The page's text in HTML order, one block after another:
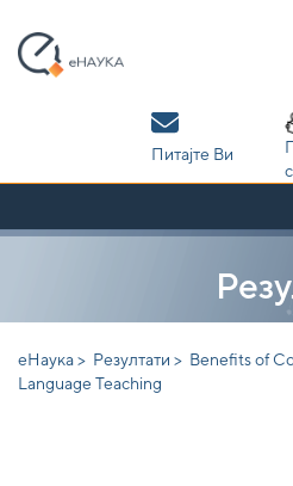
navigation
Питајте Ви
еНаука > Резултати > Benefits of
Language Teaching